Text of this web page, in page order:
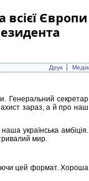
Європи
Друк Медіа
Генеральний секретар
зараз, а й про наш
українська амбіція.
мир.
цей формат. Хороша